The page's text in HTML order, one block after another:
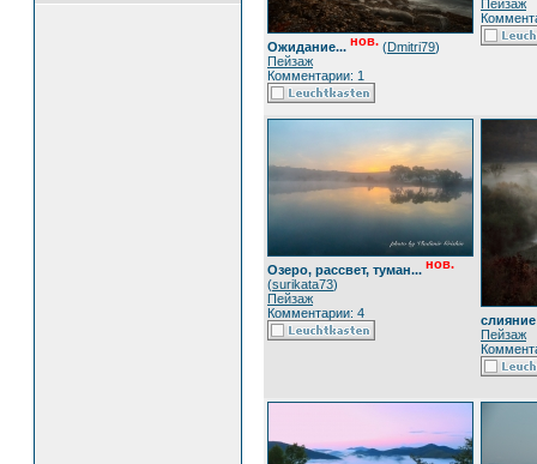
Ожидание... нов. (Dmitri79)
Пейзаж
Комментарии: 1
Пейзаж
Озеро, рассвет, туман... нов.
(surikata73)
Пейзаж
Комментарии: 4
слияние
Пейзаж